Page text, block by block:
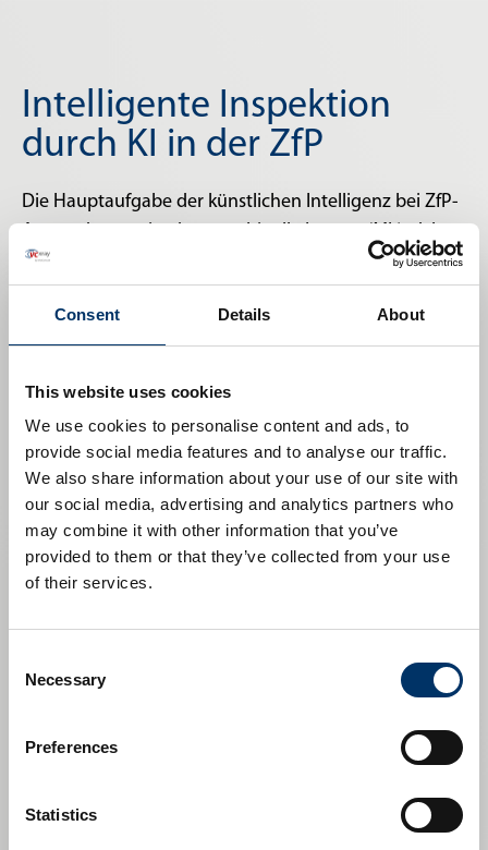
Consent Details About
This website uses cookies
We use cookies to personalise content and ads, to
provide social media features and to analyse our traffic.
We also share information about your use of our site with
our social media, advertising and analytics partners who
may combine it with other information that you’ve
provided to them or that they’ve collected from your use
of their services.
Selection
Necessary
Preferences
Statistics
Intelligente Inspektion
durch KI in der ZfP
Die Hauptaufgabe der künstlichen Intelligenz bei ZfP-
das Trainieren von Algorithmen zur zuverlässigen
Lösung komplexer Mustererkennungsaufgaben wie
der Erkennung von Porositäten. Dies erfordert eine
erhebliche Menge an markierten Trainingsdaten.
Ihnen unsere ersten Ergebnisse zu präsentieren.